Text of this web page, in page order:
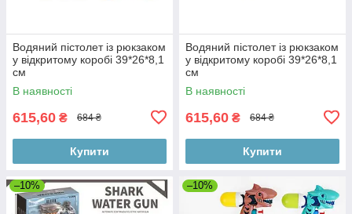
Водяний пістолет із рюкзаком
у відкритому коробі 39*26*8,1
см
В наявності
615,60 ₴ 684 ₴
Купити
Водяний пістолет із рюкзаком
у відкритому коробі 39*26*8,1
см
В наявності
615,60 ₴ 684 ₴
Купити
–10% –10%